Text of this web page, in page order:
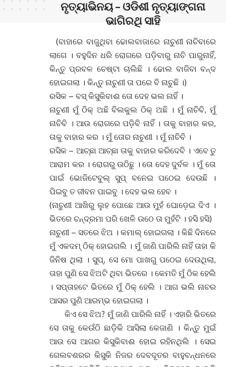
ଭିତରେ ଚନ୍ଦ୍ରମା ପରି ଖେଳି ଉଠେ ତା ମୁହଁଟି । ହସି ହସି)
ନାଚୁଣୀ – ସତରେ ଝିଅ । କମାଲ୍ ହୋଇଗଲା । କିଛି ଦିନରେ
ଜିନିଷ ଥିଲା । ସୁପ୍, ସେ ମୋ ପାଖଗୁ ପଠେଇ ଦେଉଥିଲା,
ତାହା ପୁଣି ସେ ଝିଅଟି ଥିବା ଭିତରେ । କେମତି ମୁଁ ଠିକ ହେଲି
। ସପ୍ତାହଟେ ଭିତରେ ମୁଁ ଠିକ୍ ହେଲି । ଆଗ ଭଲି ନାଚର
ଆସର ପୁଣି ଆରମ୍ଭ ହୋଇଗଲା ।
କିଏ ସେ ଝିଅ? ମୁଁ ଜାଣି ପାରିଲି ନାହିଁ । ଏହାରି ଭିତରେ
ସେ ତାକୁ କେଉଁଠି ଛାଡ଼ିକି ଆସିଲା କେଜାଣି । କିନ୍ତୁ ମୁଇଁ
ଆଉ ସେ ଆଗର କିସୁକିବାଈ ହୋଇ ରହିନଥିଲି । ସେଇ
ଗେଲବଶରର କିସୁକି ନିଜର ଦେବଦୂତର ବାହୁବନ୍ଧନରେ
ଦୁନିଆର ସବୁକିଛି ପାଇଯାଉ ଥିଲା । ନିରାସରେ ଭାଙ୍ଗି
ପଡ଼ିଥିବା ନାରୀ କିମ୍ବା ନଇଁ ପଡ଼ିଥିବା ନାରୀ ସେପରିବି ନୁହେଁ
। ଏବେ ମୁଁ ପୁରାପୁରି ବଦଳି ଯାଇଥିଲି। ମୋ ରସିକ
ସାଙ୍ଗରେ ମୋ ସଂବନ୍ଧ ବି ବଦଳି ଯାଇଥିଲା ଏବେ ସେ
ମୋ ପାଇଁ ଦେବଦୂତ ନୁହେଁ ହାଡ଼ ମାଂସର ମୋ ପରି
ମଣିଷଟିଏ । ପୁରୁଷ ଓ ନାରୀକୁ ଅଲଗା ଦୃଷ୍ଟିରେ ମୁଁ
ଦେଖିବାରେ ଲାଗିଲି ।
ମତେ ସଂସାର ଏବେ ଭଲ ଭାବରେ ବୁଝା ପଡ଼ୁଥିଲା ।
ଜମିଦାରମାନଙ୍କ ପାଇଁ କହ୍ନେୟା କାମ କରୁଥିଲା ।
ଲୋକଙ୍କୁ ହଇରାଣ କରୁଥିଲା । ତା ବଦଳରେ ପ୍ରଶଂସା
ପାଉଥିଲା, ସେ ସବୁ ଏବେ ମତେ ଭଲ ଭାବେ
ଦେଖାଯାଉଥିଲା । ଠିକ୍ ଅଛି ତା ଉପରେ ମୋର ଭରସା
ଥିଲା । କିନ୍ତୁ ମହିଳାଙ୍କୁ ଉଠେଇ ନେବା, ଡକାୟତି
କରିବା, କାହାର ଜମି ଦଖଲ କରିବା, ସେ ସବୁ କାମ